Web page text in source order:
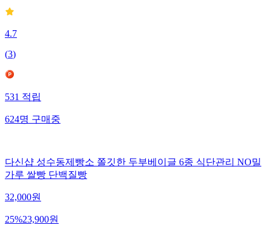
4.7
(3)
531적립
624명구매중
다신샵 성수동제빵소 쫄깃한 두부베이글 6종 식단관리 NO밀
가루 쌀빵 단백질빵
32,000원
25%23,900원